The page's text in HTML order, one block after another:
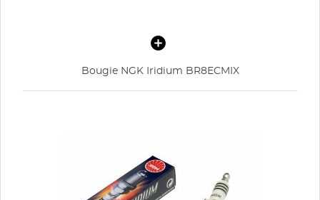
Bougie NGK Iridium BR8ECMIX